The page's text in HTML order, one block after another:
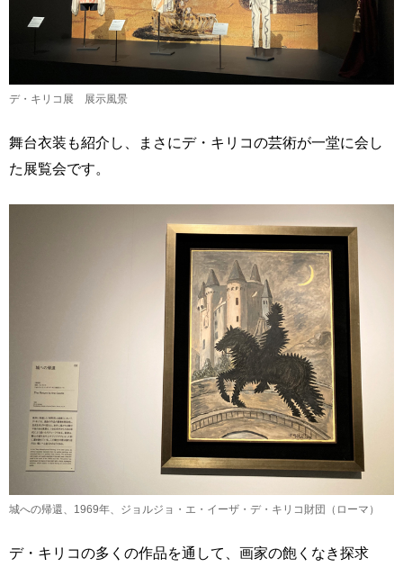
デ・キリコ展 展示風景
舞台衣装も紹介し、まさにデ・キリコの芸術が一堂に会し
た展覧会です。
城への帰還、1969年、ジョルジョ・エ・イーザ・デ・キリコ財団（ローマ）
デ・キリコの多くの作品を通して、画家の飽くなき探求